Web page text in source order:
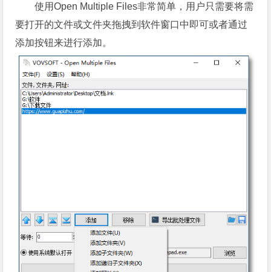
使用Open Multiple Files非常简单，用户只需要将需
要打开的文件或文件夹拖拽到软件窗口中即可或者通过
添加按钮来进行添加。